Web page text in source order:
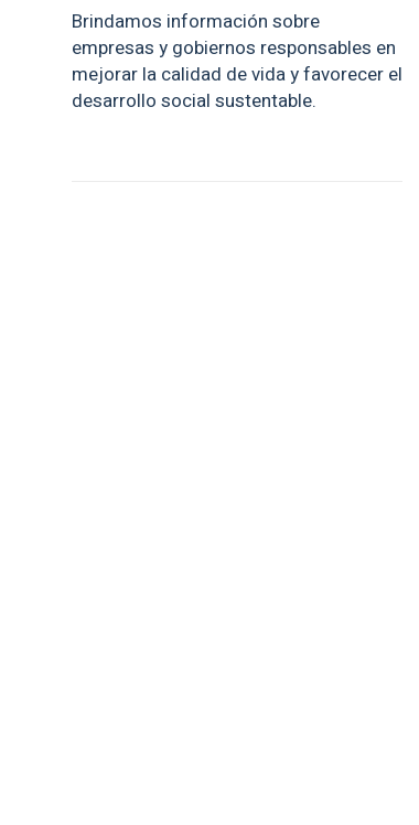
Brindamos información sobre
empresas y gobiernos responsables en
mejorar la calidad de vida y favorecer el
desarrollo social sustentable.